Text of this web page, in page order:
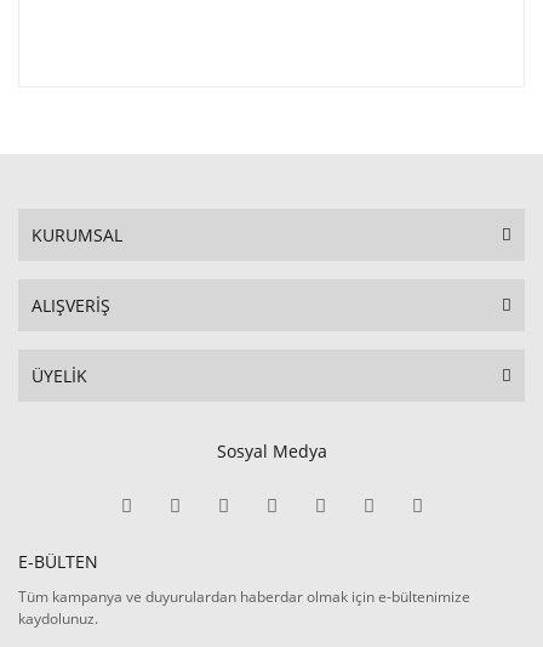
KURUMSAL
ALIŞVERİŞ
ÜYELİK
Sosyal Medya
E-BÜLTEN
Tüm kampanya ve duyurulardan haberdar olmak için e-bültenimize
kaydolunuz.